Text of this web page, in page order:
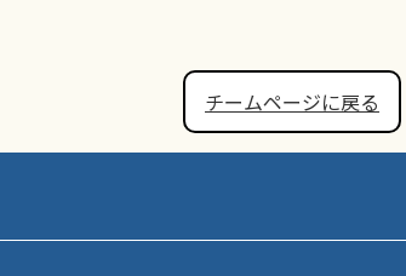
チームページに戻る